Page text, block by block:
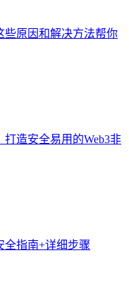
些原因和解决方法帮你
造安全易用的Web3非
全指南+详细步骤